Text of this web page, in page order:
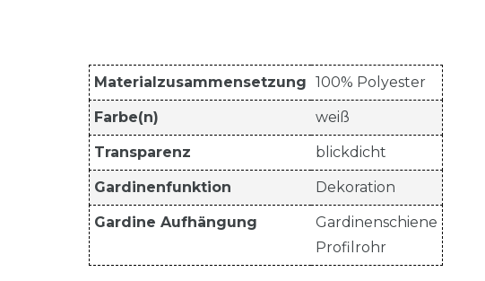
Materialzusammensetzung 100% Polyester
Farbe(n) weiß
Transparenz blickdicht
Gardinenfunktion Dekoration
Gardine Aufhängung
Gardinenschiene
Profilrohr